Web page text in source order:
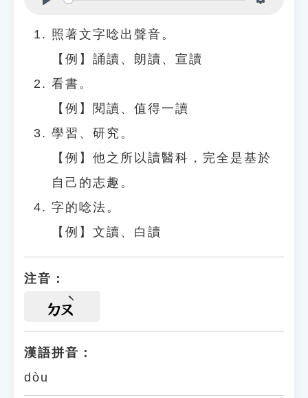
照著文字唸出聲音。
【例】誦讀、朗讀、宣讀
看書。
【例】閱讀、值得一讀
學習、研究。
【例】他之所以讀醫科，完全是基於
自己的志趣。
字的唸法。
【例】文讀、白讀
注音：
ㄉㄡ
漢語拼音：
dòu